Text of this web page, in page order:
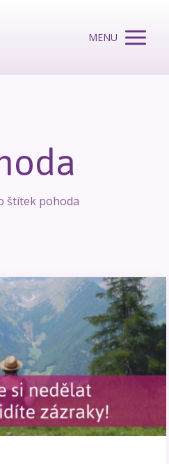
MENU
štítek pohoda